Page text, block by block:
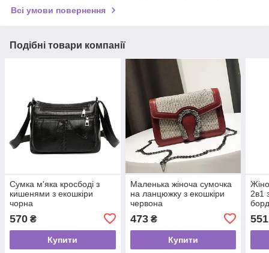
Всі умови повернення
Подібні товари компанії
Сумка м'яка кросбоді з
кишенями з екошкіри
чорна
570 ₴
Купити
Маленька жіноча сумочка
на ланцюжку з екошкіри
червона
473₴
Купити
2в1
551